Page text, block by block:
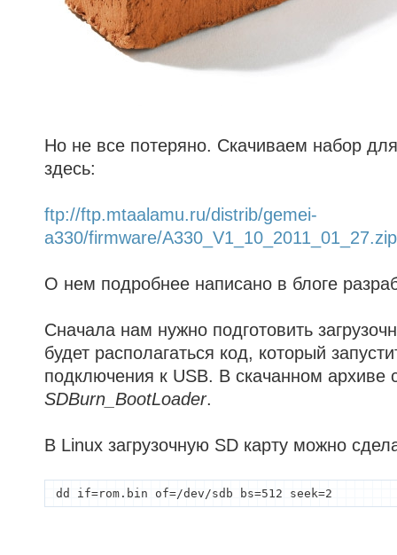
Но не все потеряно. Скачиваем набор
здесь:
ftp://ftp.mtaalamu.ru/distrib/gemei-
a330/firmware/A330_V1_10_2011_01_27.zip
О нем подробнее написано в блоге
Сначала нам нужно подготовить
будет располагаться код, который
подключения к USB. В скачанном архиве
SDBurn_BootLoader.
В Linux загрузочную SD карту можно
dd if=rom.bin of=/dev/sdb bs=512 seek=2